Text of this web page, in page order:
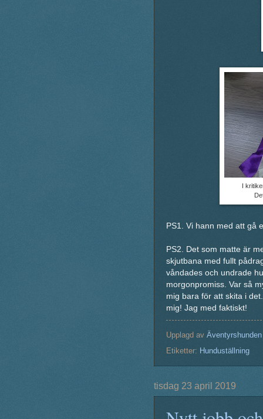
I
PS1. Vi hann med att gå
PS2. Det som matte är
skjutbana med fullt
våndades och undrade
morgonpromiss. Var så
mig bara för att skita i
mig! Jag med faktiskt!
Upplagd av Äventyrshunden
Etiketter: Hunduställning
tisdag 23 april 2019